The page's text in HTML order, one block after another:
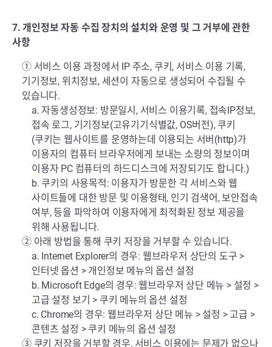
7. 개인정보 자동 수집 장치의 설치와 운영 및 그 거부에 관한
사항
① 서비스 이용 과정에서 IP 주소, 쿠키, 서비스 이용 기록,
기기정보, 위치정보, 세션이 자동으로 생성되어 수집될 수
있습니다.
a. 자동생성정보: 방문일시, 서비스 이용기록, 접속IP정보,
접속 로그, 기기정보(고유기기식별값, OS버전), 쿠키
(쿠키는 웹사이트를 운영하는데 이용되는 서버(http)가
이용자의 컴퓨터 브라우저에게 보내는 소량의 정보이며
이용자 PC 컴퓨터의 하드디스크에 저장되기도 합니다.)
b. 쿠키의 사용목적: 이용자가 방문한 각 서비스와 웹
사이트들에 대한 방문 및 이용형태, 인기 검색어, 보안접속
여부, 등을 파악하여 이용자에게 최적화된 정보 제공을
위해 사용됩니다.
② 아래 방법을 통해 쿠키 저장을 거부할 수 있습니다.
a. Internet Explorer의 경우: 웹브라우저 상단의 도구 >
인터넷 옵션 > 개인정보 메뉴의 옵션 설정
b. Microsoft Edge의 경우: 웹브라우저 상단 메뉴 > 설정 >
고급 설정 보기 > 쿠키 메뉴의 옵션 설정
c. Chrome의 경우: 웹브라우저 상단 메뉴 > 설정 > 고급 >
콘텐츠 설정 > 쿠키 메뉴의 옵션 설정
③ 쿠키 저장을 거부할 경우, 서비스 이용에는 문제가 없으나